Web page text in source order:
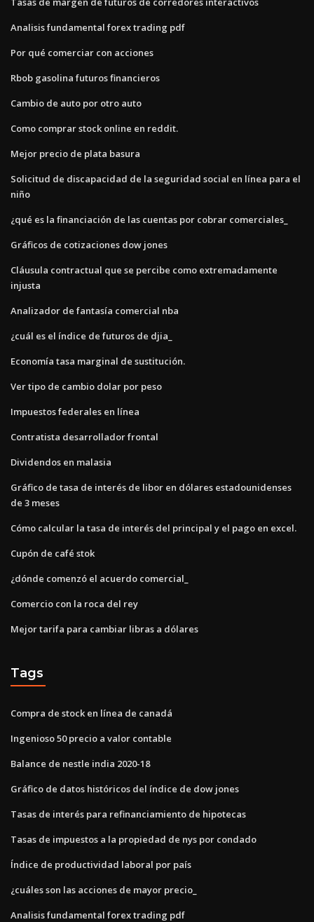
Analisis fundamental forex trading pdf
Por qué comerciar con acciones
Rbob gasolina futuros financieros
Cambio de auto por otro auto
Como comprar stock online en reddit.
Mejor precio de plata basura
Solicitud de discapacidad de la seguridad social en línea para el
niño
¿qué es la financiación de las cuentas por cobrar comerciales_
Gráficos de cotizaciones dow jones
Cláusula contractual que se percibe como extremadamente
injusta
Analizador de fantasía comercial nba
¿cuál es el índice de futuros de djia_
Economía tasa marginal de sustitución.
Ver tipo de cambio dolar por peso
Impuestos federales en línea
Contratista desarrollador frontal
Dividendos en malasia
Gráfico de tasa de interés de libor en dólares estadounidenses
de 3 meses
Cómo calcular la tasa de interés del principal y el pago en excel.
Cupón de café stok
¿dónde comenzó el acuerdo comercial_
Comercio con la roca del rey
Mejor tarifa para cambiar libras a dólares
Tags
Compra de stock en línea de canadá
Ingenioso 50 precio a valor contable
Balance de nestle india 2020-18
Gráfico de datos históricos del índice de dow jones
Tasas de interés para refinanciamiento de hipotecas
Tasas de impuestos a la propiedad de nys por condado
Índice de productividad laboral por país
¿cuáles son las acciones de mayor precio_
Analisis fundamental forex trading pdf